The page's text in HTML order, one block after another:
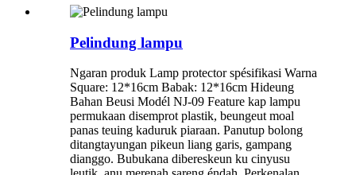
Pelindung lampu
Ngaran produk Lamp protector spésifikasi Warna
Square: 12*16cm Babak: 12*16cm Hideung
Bahan Beusi Modél NJ-09 Feature kap lampu
permukaan disemprot plastik, beungeut moal
panas teuing kaduruk piaraan. Panutup bolong
ditangtayungan pikeun liang garis, gampang
dianggo. Bubukana dibereskeun ku cinyusu